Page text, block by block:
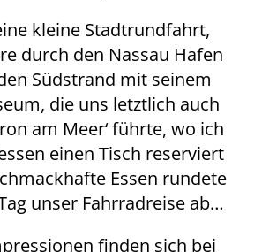
kleine Stadtrundfahrt,
durch den Nassau Hafen
Südstrand mit seinem
die uns letztlich auch
am Meer‘ führte, wo ich
einen Tisch reserviert
Essen rundete
unser Fahrradreise ab…
finden sich bei